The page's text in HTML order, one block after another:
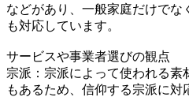
などがあり、一般家庭だけでな
も対応しています。
サービスや事業者選びの観点
宗派：宗派によって使われる素
もあるため、信仰する宗派に